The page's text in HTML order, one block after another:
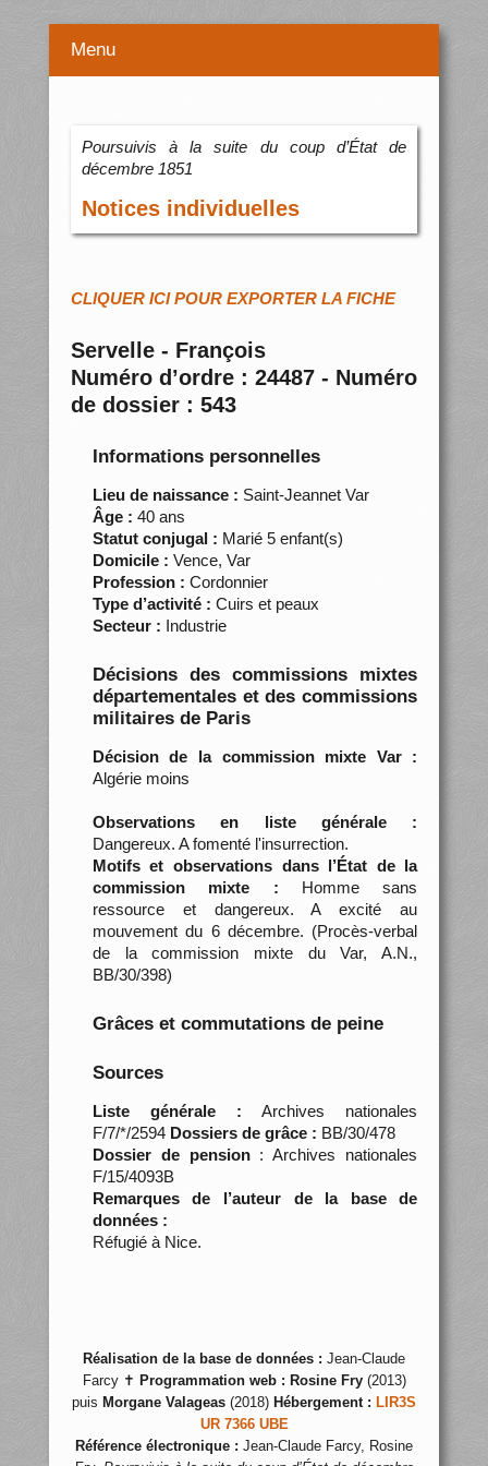
Menu
Poursuivis à la suite du coup d’État de
décembre 1851
Notices individuelles
CLIQUER ICI POUR EXPORTER LA FICHE
Servelle - François
Numéro d’ordre : 24487 - Numéro
de dossier : 543
Informations personnelles
Lieu de naissance : Saint-Jeannet Var
Âge : 40 ans
Statut conjugal : Marié 5 enfant(s)
Domicile : Vence, Var
Profession : Cordonnier
Type d’activité : Cuirs et peaux
Secteur : Industrie
Décisions des commissions mixtes
départementales et des commissions
militaires de Paris
Décision de la commission mixte Var :
Algérie moins
Observations en liste générale :
Dangereux. A fomenté l'insurrection.
Motifs et observations dans l’État de la
commission mixte : Homme sans
ressource et dangereux. A excité au
mouvement du 6 décembre. (Procès-verbal
de la commission mixte du Var, A.N.,
BB/30/398)
Grâces et commutations de peine
Sources
Liste générale : Archives nationales
F/7/*/2594 Dossiers de grâce : BB/30/478
Dossier de pension: Archives nationales
F/15/4093B
Remarques de l’auteur de la base de
données :
Réfugié à Nice.
Réalisation de la base de données : Jean-Claude
Farcy ✝ Programmation web : Rosine Fry(2013)
puis Morgane Valageas (2018) Hébergement : LIR3S
UR 7366 UBE
Référence électronique : Jean-Claude Farcy, Rosine